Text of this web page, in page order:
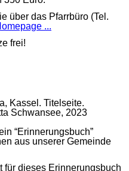
über das Pfarrbüro (Tel.
...
frei!
“Erinnerungsbuch”
aus unserer Gemeinde
für dieses Erinnerungsbuch